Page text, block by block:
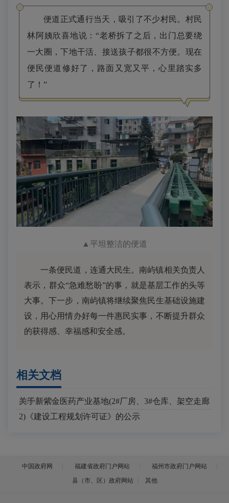
便道正式通行当天，吸引了不少村民。村民
林阿姨欣喜地说：“老桥拆了之后，出门总要绕
一大圈，下地干活、接送孩子都很不方便。现在
便民便道修好了，路面又宽又平，心里踏实多
了！”
▲平坦整洁的便道
一条便民道，连通大民生。南屿镇相关负责人
表示，群众“急难愁盼”的事，就是基层工作的头等
大事。下一步，南屿镇将继续聚焦民生基础设施建
设，用心用情办好每一件惠民实事，不断提升群众
的获得感、幸福感和安全感。
相关文档
2026-04-30
关于新紫金医药产业基地(2#厂房、3#仓库、架空走廊
2)《建设工程规划许可证》的公示
中国政府网 福建省政府门户网站
福州市政府门户网站
县（市、区）政府网站
其他